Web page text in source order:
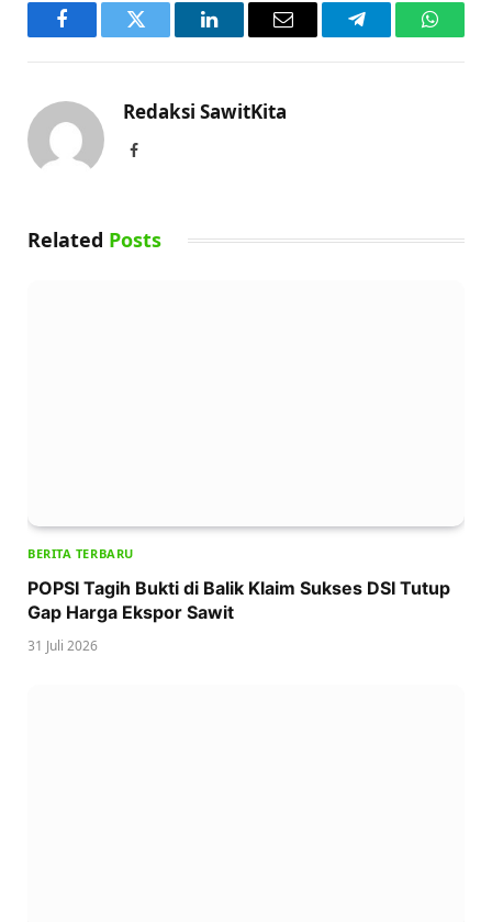
FacebookTwitter LinkedInEmail Telegram
Redaksi SawitKita
Facebook
Related Posts
BERITA TERBARU
POPSI Tagih Bukti di Balik Klaim Sukses DSI Tutup
Gap Harga Ekspor Sawit
31 Juli 2026